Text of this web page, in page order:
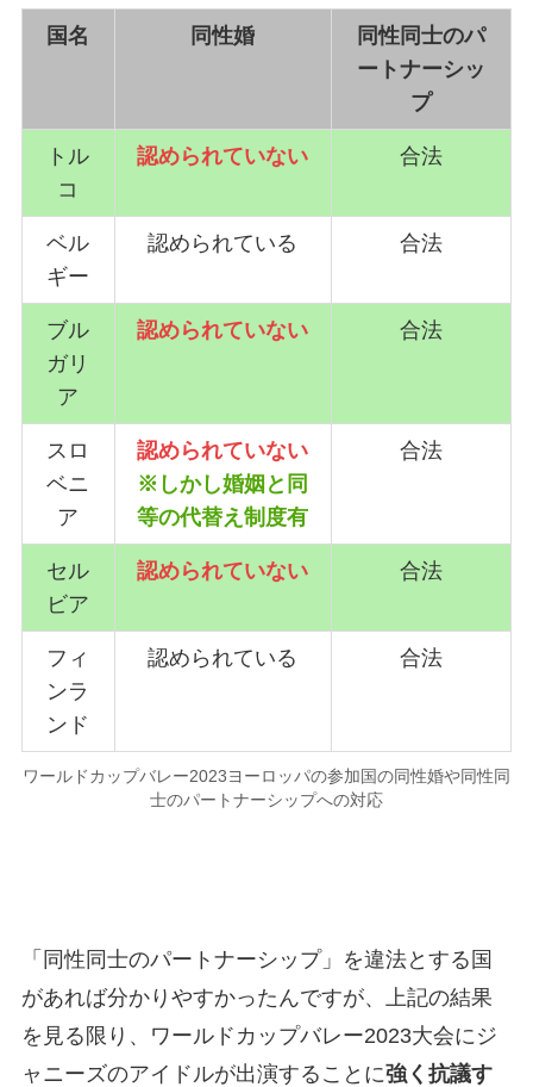
国名 同性婚
同性同士のパ
ートナーシッ
プ
トル
コ
認められていない 合法
ベル
ギー
認められている 合法
ブル
ガリ
ア
認められていない 合法
スロ
ベニ
ア
認められていない
※しかし婚姻と同
等の代替え制度有
合法
セル
ビア
認められていない 合法
フィ
ンラ
ンド
認められている 合法
ワールドカップバレー2023ヨーロッパの参加国の同性婚や同性同
士のパートナーシップへの対応
「同性同士のパートナーシップ」を違法とする国
があれば分かりやすかったんですが、上記の結果
を見る限り、ワールドカップバレー2023大会にジ
ャニーズのアイドルが出演することに強く抗議す